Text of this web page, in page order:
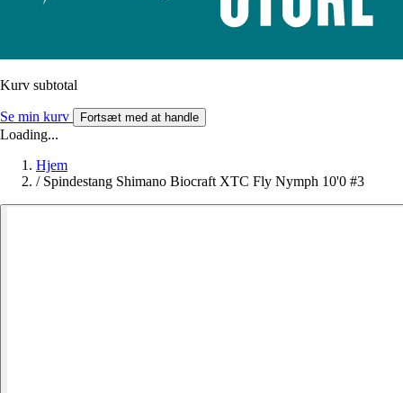
Kurv subtotal
Se min kurv Fortsæt med at handle
Loading...
Hjem
/ Spindestang Shimano Biocraft XTC Fly Nymph 10'0 #3